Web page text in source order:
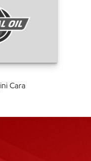
Cara